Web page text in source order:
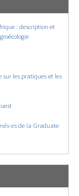
: description et
sur les pratiques et les
es de la Graduate